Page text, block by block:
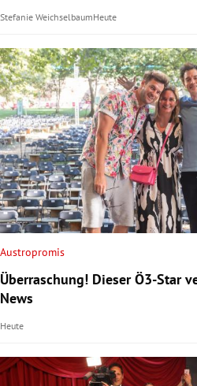
Stefanie WeichselbaumHeute
Austropromis
Überraschung! Dieser Ö3-Star
News
Heute